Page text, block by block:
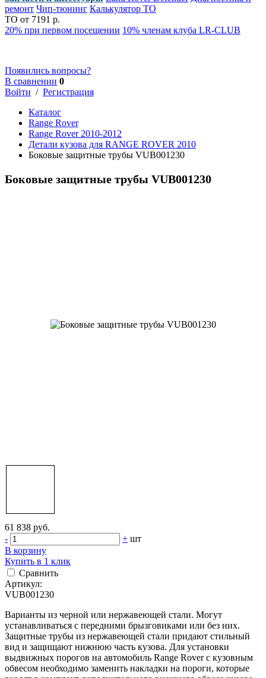
ремонт Чип-тюнинг Калькулятор ТО
ТО от 7191 р.
20% при первом посещении 10% членам клуба LR-CLUB
Появились вопросы?
В сравнении 0
Войти / Регистрация
Каталог
Range Rover
Range Rover 2010-2012
Детали кузова для RANGE ROVER 2010
Боковые защитные трубы VUB001230
Боковые защитные трубы VUB001230
61 838 руб.
-
+ шт
В корзину
Купить в 1 клик
Сравнить
Артикул:
VUB001230
Варианты из черной или нержавеющей стали. Могут
устанавливаться с передними брызговиками или без них.
Защитные трубы из нержавеющей стали придают стильный
вид и защищают нижнюю часть кузова. Для установки
выдвижных порогов на автомобиль Range Rover с кузовным
обвесом необходимо заменить накладки на пороги, которые